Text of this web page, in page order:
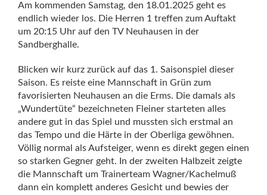
Am kommenden Samstag, den 18.01.2025 geht es
endlich wieder los. Die Herren 1 treffen zum Auftakt
um 20:15 Uhr auf den TV Neuhausen in der
Sandberghalle.
Blicken wir kurz zurück auf das 1. Saisonspiel dieser
Saison. Es reiste eine Mannschaft in Grün zum
favorisierten Neuhausen an die Erms. Die damals als
„Wundertüte“ bezeichneten Fleiner starteten alles
andere gut in das Spiel und mussten sich erstmal an
das Tempo und die Härte in der Oberliga gewöhnen.
Völlig normal als Aufsteiger, wenn es direkt gegen einen
so starken Gegner geht. In der zweiten Halbzeit zeigte
die Mannschaft um Trainerteam Wagner/Kachelmuß
dann ein komplett anderes Gesicht und bewies der